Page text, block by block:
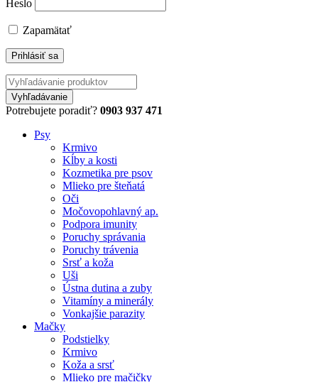
Heslo
Zapamätať
Potrebujete poradiť? 0903 937 471
Psy
Krmivo
Kĺby a kosti
Kozmetika pre psov
Mlieko pre šteňatá
Oči
Močovopohlavný ap.
Podpora imunity
Poruchy správania
Poruchy trávenia
Srsť a koža
Uši
Ústna dutina a zuby
Vitamíny a minerály
Vonkajšie parazity
Mačky
Podstielky
Krmivo
Koža a srsť
Mlieko pre mačičky